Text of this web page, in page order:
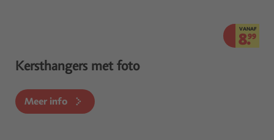
VANAF
8.99
Kersthangers met foto
Meer info